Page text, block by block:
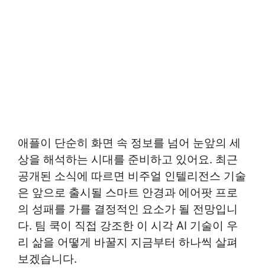
애플이 단순히 화면 속 정보를 넘어 눈앞의 세
상을 해석하는 시대를 준비하고 있어요. 최근
공개된 소식에 따르면 비주얼 인텔리전스 기술
은 앞으로 출시될 스마트 안경과 에어팟 프로
의 성패를 가를 결정적인 요소가 될 전망입니
다. 팀 쿡이 직접 강조한 이 시각 AI 기술이 우
리 삶을 어떻게 바꿀지 지금부터 하나씩 살펴
보겠습니다.